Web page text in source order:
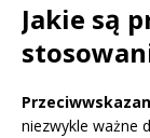
Jakie są
niezwykle ważne